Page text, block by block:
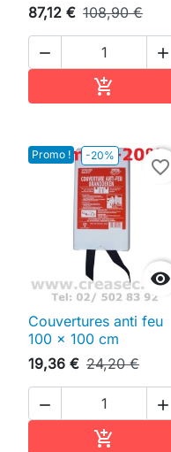
87,12 € 108,90 €
 

Promo ! -20%

favorite_border
Couvertures anti feu
100 x 100 cm
19,36 € 24,20 €
 
